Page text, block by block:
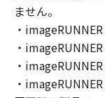
第三者に「
はできません
(2) お客様は
は一部を修
ブル、その
ことはでき
ません。
・
・
・
・